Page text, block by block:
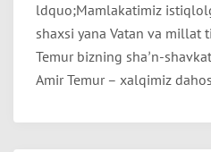
ldquo;Mamlakatimiz
shaxsi yana Vatan va millat
Temur bizning shaʼn-
Аmir Temur – xalqimiz